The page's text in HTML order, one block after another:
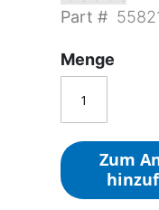
Part #
Menge
Zum